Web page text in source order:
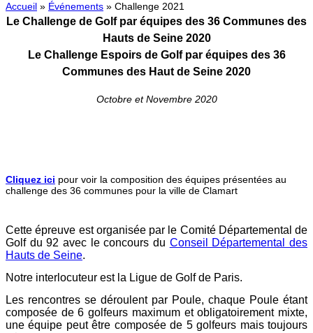
Accueil » Événements » Challenge 2021
Le Challenge de Golf par équipes des 36 Communes des
Hauts de Seine 2020
Le Challenge Espoirs de Golf par équipes des 36
Communes des Haut de Seine 2020
Octobre et Novembre 2020
Cliquez ici pour voir la composition des équipes présentées au
challenge des 36 communes pour la ville de Clamart
Cette épreuve est organisée par le Comité Départemental de
Golf du 92 avec le concours du Conseil Départemental des
Hauts de Seine.
Notre interlocuteur est la Ligue de Golf de Paris.
Les rencontres se déroulent par Poule, chaque Poule étant
composée de 6 golfeurs maximum et obligatoirement mixte,
une équipe peut être composée de 5 golfeurs mais toujours